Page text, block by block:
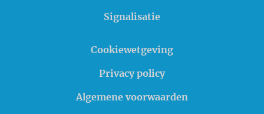
Signalisatie
Cookiewetgeving
Privacy policy
Algemene voorwaarden